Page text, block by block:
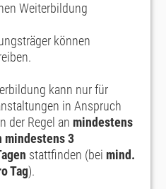
Weiterbildung
können
kann nur für
in Anspruch
der Regel an mindestens
mindestens 3
stattfinden (bei mind.
Tag).